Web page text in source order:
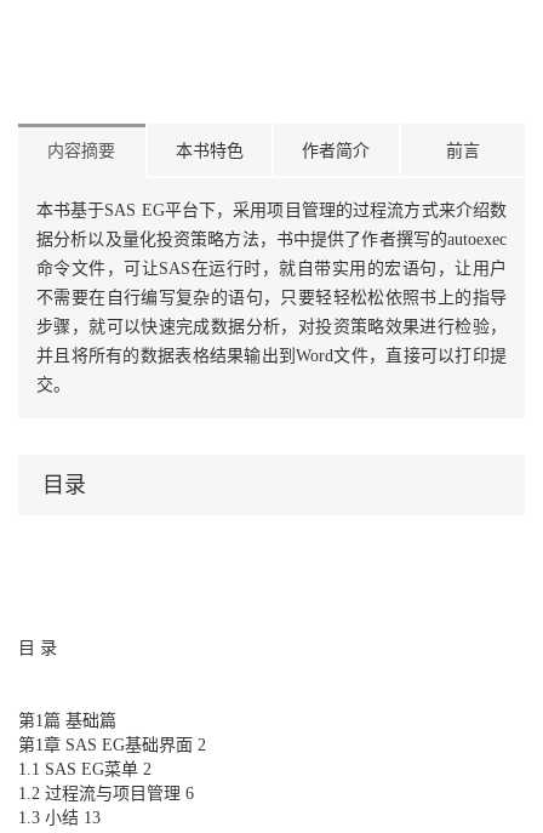
内容摘要 本书特色 作者简介 前言
本书基于SAS EG平台下，采用项目管理的过程流方式来介绍数
据分析以及量化投资策略方法，书中提供了作者撰写的autoexec
命令文件，可让SAS在运行时，就自带实用的宏语句，让用户
不需要在自行编写复杂的语句，只要轻轻松松依照书上的指导
步骤，就可以快速完成数据分析，对投资策略效果进行检验，
并且将所有的数据表格结果输出到Word文件，直接可以打印提
交。
目录
目 录
第1篇 基础篇
第1章 SAS EG基础界面 2
1.1 SAS EG菜单 2
1.2 过程流与项目管理 6
1.3 小结 13